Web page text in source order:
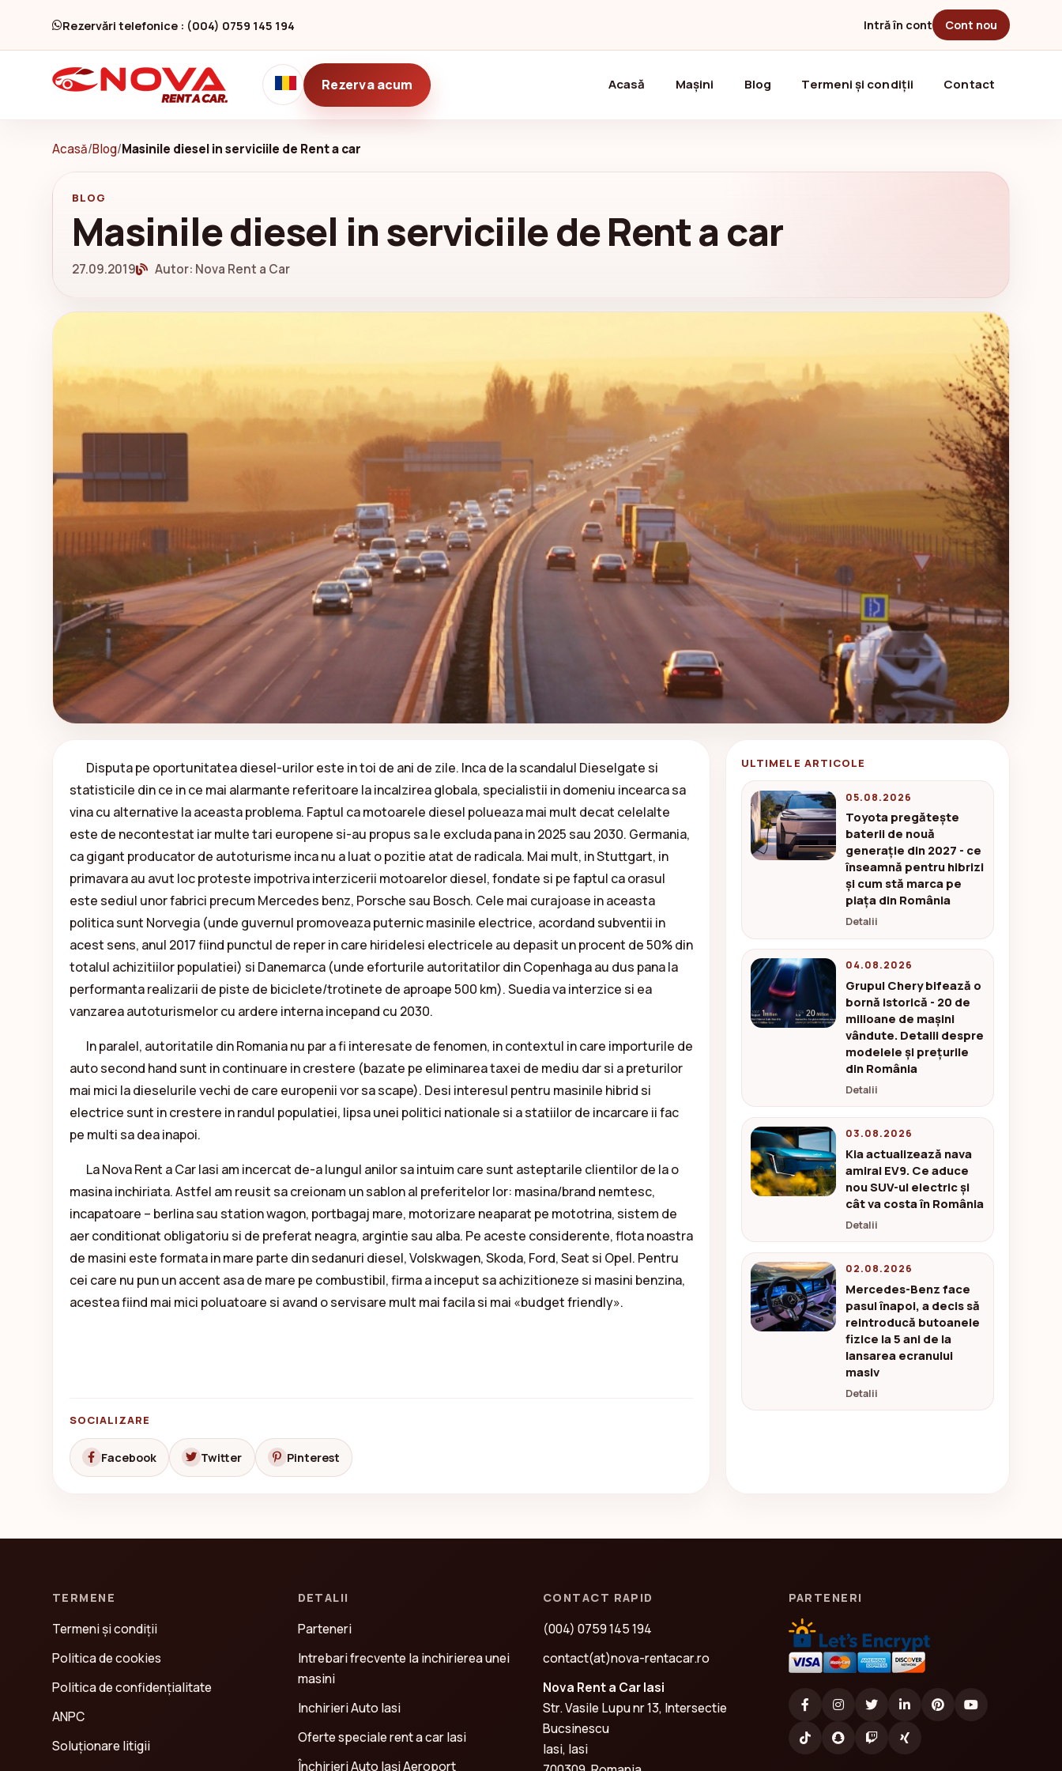
Rezervări telefonice : (004) 0759 145 194 Intră în cont Cont nou
Rezerva acum Acasă (current)
Mașini Blog Termeni și condiții Contact
Acasă/Blog/Masinile diesel in serviciile de Rent a car
BLOG
Masinile diesel in serviciile de Rent a car
27.09.2019 Autor: Nova Rent a Car
Disputa pe oportunitatea diesel-urilor este in toi de ani de zile. Inca de la scandalul Dieselgate si
statisticile din ce in ce mai alarmante referitoare la incalzirea globala, specialistii in domeniu incearca sa
vina cu alternative la aceasta problema. Faptul ca motoarele diesel polueaza mai mult decat celelalte
este de necontestat iar multe tari europene si-au propus sa le excluda pana in 2025 sau 2030. Germania,
ca gigant producator de autoturisme inca nu a luat o pozitie atat de radicala. Mai mult, in Stuttgart, in
primavara au avut loc proteste impotriva interzicerii motoarelor diesel, fondate si pe faptul ca orasul
este sediul unor fabrici precum Mercedes benz, Porsche sau Bosch. Cele mai curajoase in aceasta
politica sunt Norvegia (unde guvernul promoveaza puternic masinile electrice, acordand subventii in
acest sens, anul 2017 fiind punctul de reper in care hiridelesi electricele au depasit un procent de 50% din
totalul achizitiilor populatiei) si Danemarca (unde eforturile autoritatilor din Copenhaga au dus pana la
performanta realizarii de piste de biciclete/trotinete de aproape 500 km). Suedia va interzice si ea
vanzarea autoturismelor cu ardere interna incepand cu 2030.
In paralel, autoritatile din Romania nu par a fi interesate de fenomen, in contextul in care importurile de
auto second hand sunt in continuare in crestere (bazate pe eliminarea taxei de mediu dar si a preturilor
mai mici la dieselurile vechi de care europenii vor sa scape). Desi interesul pentru masinile hibrid si
electrice sunt in crestere in randul populatiei, lipsa unei politici nationale si a statiilor de incarcare ii fac
pe multi sa dea inapoi.
La Nova Rent a Car Iasi am incercat de-a lungul anilor sa intuim care sunt asteptarile clientilor de la o
masina inchiriata. Astfel am reusit sa creionam un sablon al preferitelor lor: masina/brand nemtesc,
incapatoare – berlina sau station wagon, portbagaj mare, motorizare neaparat pe mototrina, sistem de
aer conditionat obligatoriu si de preferat neagra, argintie sau alba. Pe aceste considerente, flota noastra
de masini este formata in mare parte din sedanuri diesel, Volskwagen, Skoda, Ford, Seat si Opel. Pentru
cei care nu pun un accent asa de mare pe combustibil, firma a inceput sa achizitioneze si masini benzina,
acestea fiind mai mici poluatoare si avand o servisare mult mai facila si mai «budget friendly».
SOCIALIZARE
Facebook Twitter Pinterest
ULTIMELE ARTICOLE
05.08.2026
Toyota pregătește
baterii de nouă
generație din 2027 - ce
înseamnă pentru hibrizi
și cum stă marca pe
piața din România
Detalii
04.08.2026
Grupul Chery bifează o
bornă istorică - 20 de
milioane de mașini
vândute. Detalii despre
modelele și prețurile
din România
Detalii
03.08.2026
Kia actualizează nava
amiral EV9. Ce aduce
nou SUV-ul electric și
cât va costa în România
Detalii
02.08.2026
Mercedes-Benz face
pasul înapoi, a decis să
reintroducă butoanele
fizice la 5 ani de la
lansarea ecranului
masiv
Detalii
TERMENE
Termeni și condiții
Politica de cookies
Politica de confidenţialitate
ANPC
Soluționare litigii
DETALII
Parteneri
Intrebari frecvente la inchirierea unei
masini
Inchirieri Auto Iasi
Oferte speciale rent a car Iasi
Închirieri Auto Iași Aeroport
CONTACT RAPID
(004) 0759 145 194
contact(at)nova-rentacar.ro
Nova Rent a Car Iasi
Str. Vasile Lupu nr 13, Intersectie
Bucsinescu
Iasi, Iasi
PARTENERI